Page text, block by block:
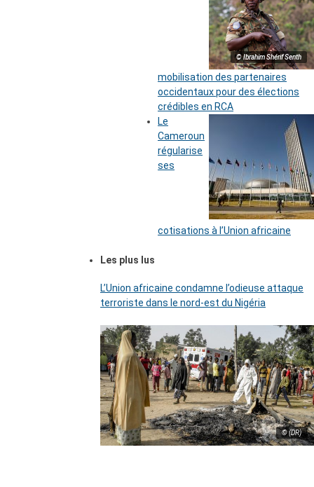
© Ibrahim Shérif Senth
mobilisation des partenaires
occidentaux pour des élections
crédibles en RCA
Le
Cameroun
régularise
ses
cotisations à l’Union africaine
Les plus lus
L’Union africaine condamne l’odieuse attaque
terroriste dans le nord-est du Nigéria
© (DR)